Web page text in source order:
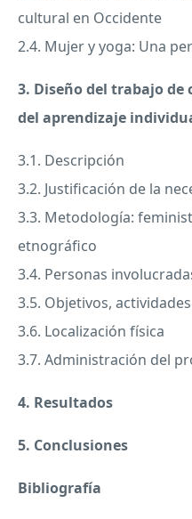
cultural en Occidente
2.4. Mujer y yoga: Una
3. Diseño del trabajo
del aprendizaje
3.1. Descripción
3.2. Justificación de la
3.3. Metodología:
etnográfico
3.4. Personas
3.5. Objetivos,
3.6. Localización física
3.7. Administración del
4. Resultados
5. Conclusiones
Bibliografía